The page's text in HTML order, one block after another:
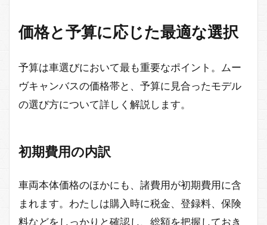
価格と予算に応じた最適な選択
予算は車選びにおいて最も重要なポイント。ムー
ヴキャンバスの価格帯と、予算に見合ったモデル
の選び方について詳しく解説します。
初期費用の内訳
車両本体価格のほかにも、諸費用が初期費用に含
まれます。わたしは購入時に税金、登録料、保険
料などをしっかりと確認し、総額を把握しておき